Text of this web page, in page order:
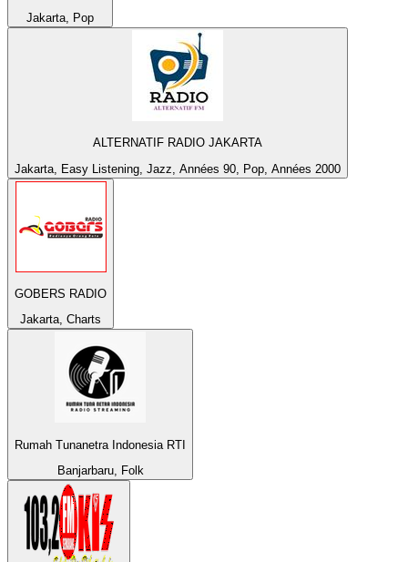
Jakarta, Pop
ALTERNATIF RADIO JAKARTA
Jakarta, Easy Listening, Jazz, Années 90, Pop, Années 2000
GOBERS RADIO
Jakarta, Charts
Rumah Tunanetra Indonesia RTI
Banjarbaru, Folk